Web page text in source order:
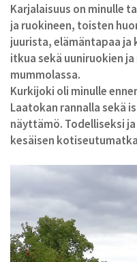
Karjalaisuus on minulle
ja ruokineen, toisten
juurista, elämäntapaa
itkua sekä uuniruokien
mummolassa.
Kurkijoki oli minulle
Laatokan rannalla sekä
näyttämö. Todelliseksi
kesäisen